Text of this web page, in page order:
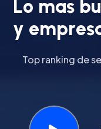
Lo mas bu
y empres
Top ranking de